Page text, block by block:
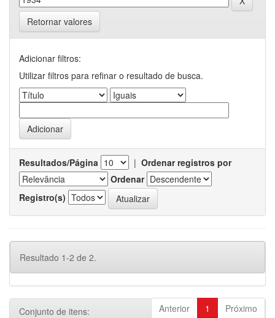
Retornar valores
Adicionar filtros:
Utilizar filtros para refinar o resultado de busca.
Resultados/Página | Ordenar registros por
Ordenar
Registro(s)
Resultado 1-2 de 2.
Anterior 1 Próximo
Conjunto de itens: